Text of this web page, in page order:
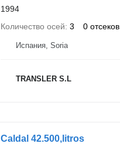
1994
Количество осей 3 0 отсеков
Испания, Soria
TRANSLER S.L
Caldal 42.500,litros